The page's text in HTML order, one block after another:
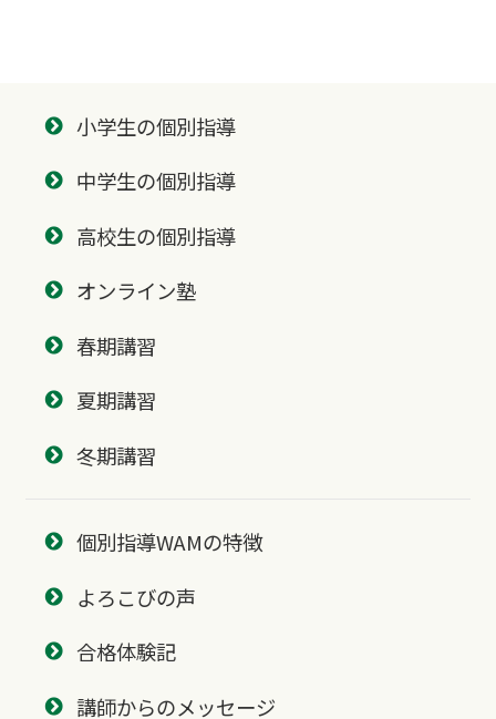
小学生の個別指導
中学生の個別指導
高校生の個別指導
オンライン塾
春期講習
夏期講習
冬期講習
個別指導WAMの特徴
よろこびの声
合格体験記
講師からのメッセージ